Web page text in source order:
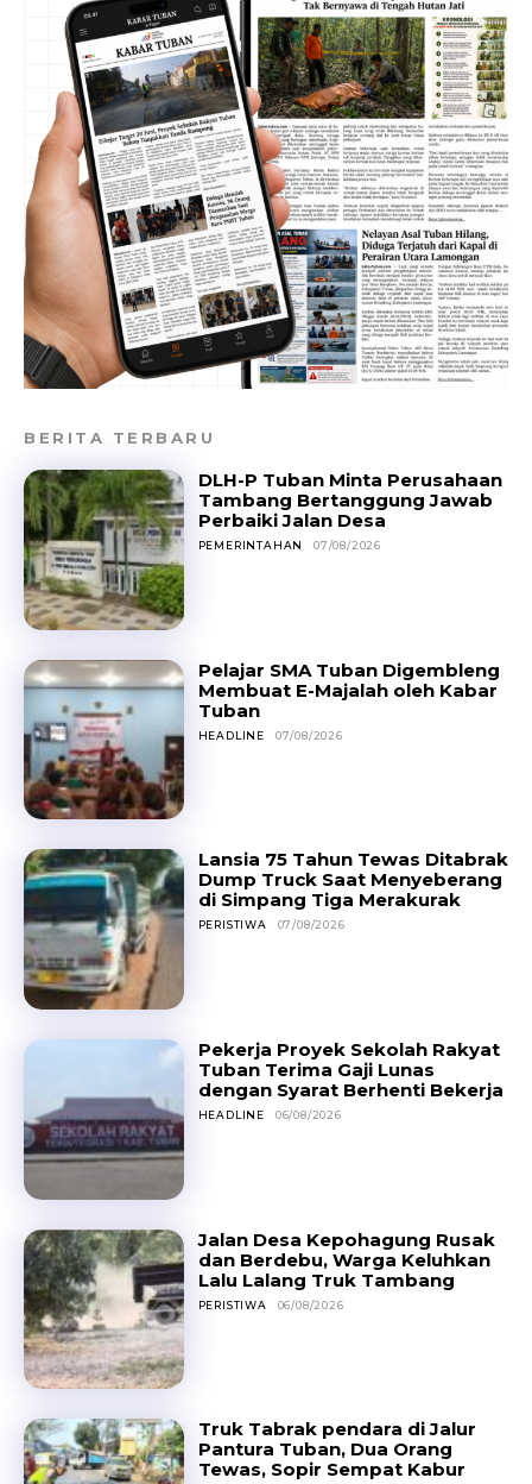
BERITA TERBARU
DLH-P Tuban Minta Perusahaan
Tambang Bertanggung Jawab
Perbaiki Jalan Desa
PEMERINTAHAN 07/08/2026
Pelajar SMA Tuban Digembleng
Membuat E-Majalah oleh Kabar
Tuban
HEADLINE 07/08/2026
Lansia 75 Tahun Tewas Ditabrak
Dump Truck Saat Menyeberang
di Simpang Tiga Merakurak
PERISTIWA 07/08/2026
Pekerja Proyek Sekolah Rakyat
Tuban Terima Gaji Lunas
dengan Syarat Berhenti Bekerja
HEADLINE 06/08/2026
Jalan Desa Kepohagung Rusak
dan Berdebu, Warga Keluhkan
Lalu Lalang Truk Tambang
PERISTIWA 06/08/2026
Truk Tabrak pendara di Jalur
Pantura Tuban, Dua Orang
Tewas, Sopir Sempat Kabur